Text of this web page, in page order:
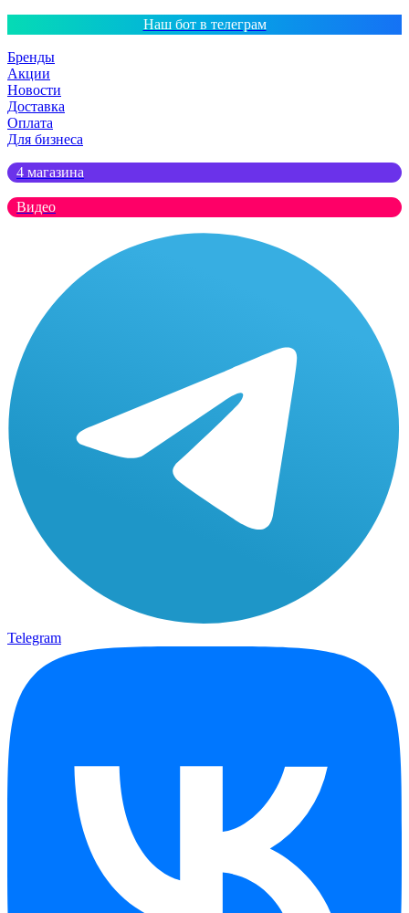
Наш бот в телеграм
Бренды
Акции
Новости
Доставка
Оплата
Для бизнеса
4 магазина
Видео
Telegram